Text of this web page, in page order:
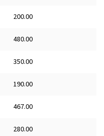
200.00
480.00
350.00
190.00
467.00
280.00